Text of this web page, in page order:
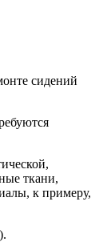
сидений
ткани,
к примеру,